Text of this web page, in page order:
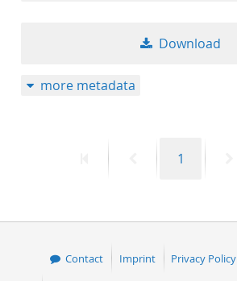
Download
more metadata
PreviousPage
1
Contact Imprint Privacy Policy